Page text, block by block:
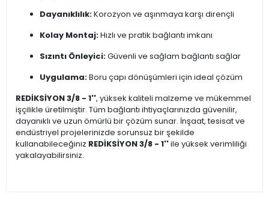
Dayanıklılık:Korozyon ve aşınmaya karşı dirençli
Kolay Montaj:Hızlı ve pratik bağlantı imkanı
Sızıntı Önleyici:Güvenli ve sağlam bağlantı sağlar
Uygulama:Boru çapı dönüşümleri için ideal çözüm
REDİKSİYON 3/8 - 1'', yüksek kaliteli malzeme ve mükemmel
işçilikle üretilmiştir. Tüm bağlantı ihtiyaçlarınızda güvenilir,
dayanıklı ve uzun ömürlü bir çözüm sunar. İnşaat, tesisat ve
endüstriyel projelerinizde sorunsuz bir şekilde
kullanabileceğiniz REDİKSİYON 3/8 - 1''ile yüksek verimliliği
yakalayabilirsiniz.